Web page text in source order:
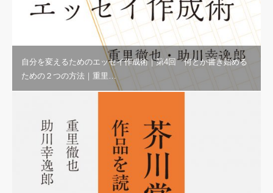
自分を変えるためのエッセイ作成術｜第4回 何とか書き始める
ための２つの方法｜重里…